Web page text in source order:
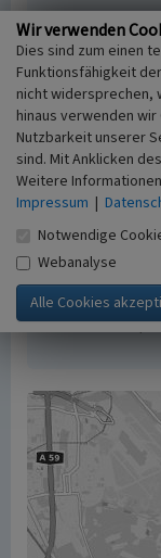
Empfohlene
Der hier
geschützt.
Bedingungen,
Empfohlene
„Eisenweg von
https://
20110915-6
Wir verwenden
Dies sind zum einen
Funktionsfähigkeit
nicht widersprechen,
hinaus verwenden
Nutzbarkeit unserer
sind. Mit Anklicken
Weitere
Impressum |
Notwendige
Webanalyse